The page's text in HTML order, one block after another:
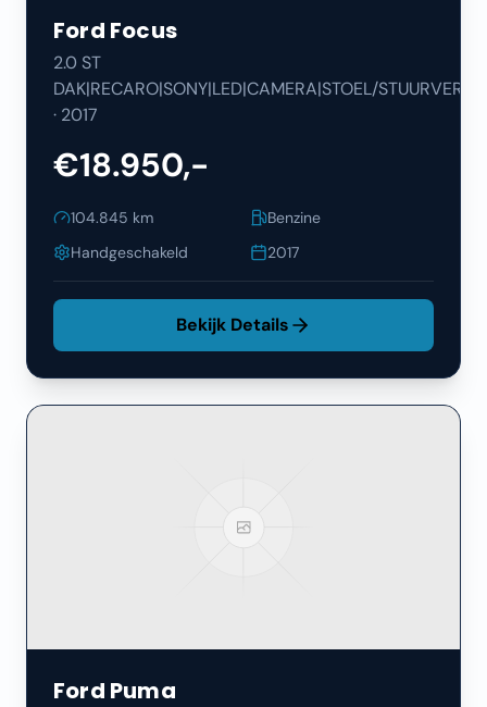
Ford Focus
2.0 ST
DAK|RECARO|SONY|LED|CAMERA|STOEL/STUURVERW|
· 2017
€18.950,-
104.845 km
Benzine
Handgeschakeld
2017
Bekijk Details
Ford Puma